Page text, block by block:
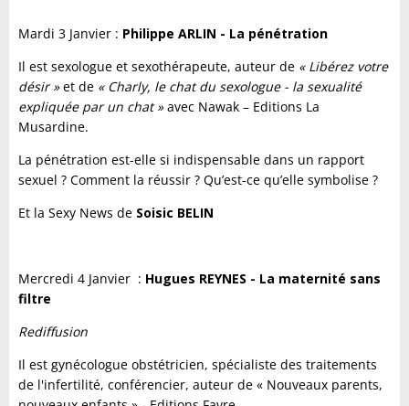
Mardi 3 Janvier : Philippe ARLIN - La pénétration
Il est sexologue et sexothérapeute, auteur de « Libérez votre
désir »et de « Charly, le chat du sexologue - la sexualité
expliquée par un chat »avec Nawak – Editions La
Musardine.
La pénétration est-elle si indispensable dans un rapport
sexuel ? Comment la réussir ? Qu’est-ce qu’elle symbolise ?
Et la Sexy News de Soisic BELIN
Mercredi 4 Janvier : Hugues REYNES - La maternité sans
filtre
Rediffusion
Il est gynécologue obstétricien, spécialiste des traitements
de l'infertilité, conférencier, auteur de « Nouveaux parents,